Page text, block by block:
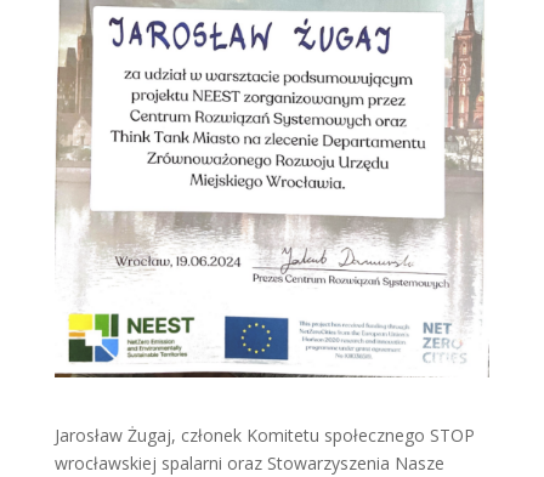
Jarosław Żugaj, członek Komitetu społecznego STOP
wrocławskiej spalarni oraz Stowarzyszenia Nasze